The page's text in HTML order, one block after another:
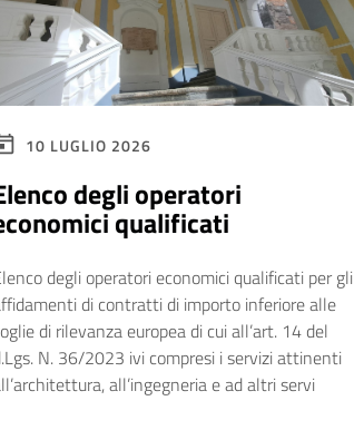
10 LUGLIO 2026
degli operatori
qualificati
degli operatori economici qualificati per gli
di contratti di importo inferiore alle
di rilevanza europea di cui all’art. 14 del
N. 36/2023 ivi compresi i servizi attinenti
all’ingegneria e ad altri servi